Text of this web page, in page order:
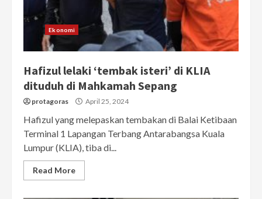
Ekonomi
Hafizul lelaki ‘tembak isteri’ di KLIA
dituduh di Mahkamah Sepang
protagoras April 25, 2024
Hafizul yang melepaskan tembakan di Balai Ketibaan
Terminal 1 Lapangan Terbang Antarabangsa Kuala
Lumpur (KLIA), tiba di...
Read More